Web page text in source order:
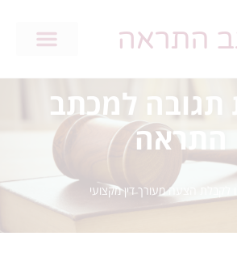
תגובה למכתב
התראה
לקבלת הצעה מעורך דין מקצועי